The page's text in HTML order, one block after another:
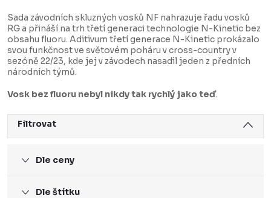
Sada závodních skluzných vosků NF nahrazuje řadu vosků
RG a přináší na trh třetí generaci technologie N-Kinetic bez
obsahu fluoru. Aditivum třetí generace N-Kinetic prokázalo
svou funkčnost ve světovém poháru v cross-country v
sezóně 22/23, kde jej v závodech nasadil jeden z předních
národních týmů.
Vosk bez fluoru nebyl nikdy tak rychlý jako teď.
Filtrovat
Dle ceny
Dle štítku